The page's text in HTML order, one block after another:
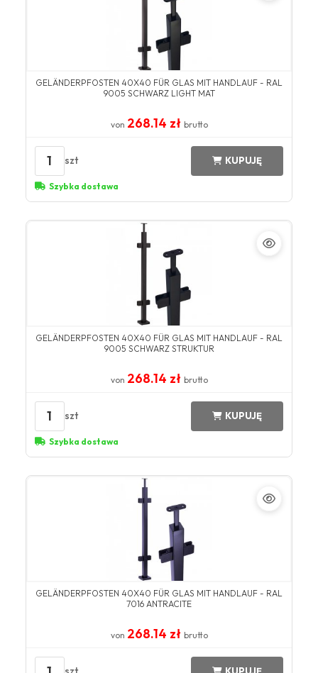
GELÄNDERPFOSTEN 40X40 FÜR GLAS MIT HANDLAUF - RAL
9005 SCHWARZ LIGHT MAT
von 268.14 zł brutto
1 szt KUPUJĘ
Szybka dostawa
GELÄNDERPFOSTEN 40X40 FÜR GLAS MIT HANDLAUF - RAL
9005 SCHWARZ STRUKTUR
von 268.14 zł brutto
1 szt KUPUJĘ
Szybka dostawa
GELÄNDERPFOSTEN 40X40 FÜR GLAS MIT HANDLAUF - RAL
7016 ANTRACITE
von 268.14 zł brutto